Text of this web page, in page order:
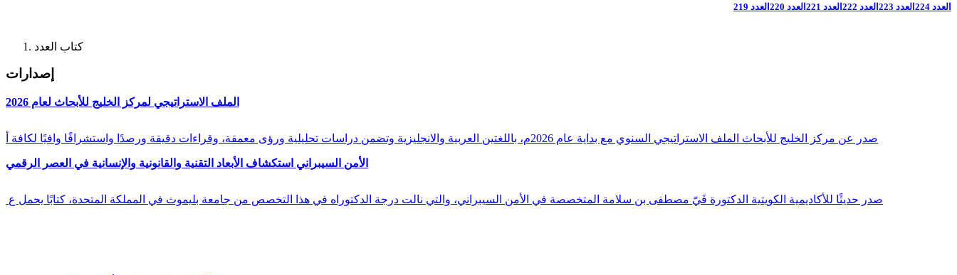
العدد 224 العدد 223 العدد 222 العدد 221 العدد 220 العدد 219
كتاب العدد
إصدارات
الملف الاستراتيجي لمركز الخليج للأبحاث لعام 2026
صدر عن مركز الخليج للأبحاث الملف الاستراتيجي السنوي مع بداية عام 2026م، باللغتين العربية والانجليزية وتضمن دراسات تحليلية ورؤى معمقة، وقراءات دقيقة ورصدًا واستشرافًا وافيًا لكافة أ
الأمن السيبراني استكشاف الأبعاد التقنية والقانونية والإنسانية في العصر الرقمي
صدر حديثًا للأكاديمية الكويتية الدكتورة فَيّ مصطفى بن سلامة المتخصصة في الأمن السيبراني، والتي نالت درجة الدكتوراه في هذا التخصص من جامعة بليموث في المملكة المتحدة، كتابًا يحمل ع